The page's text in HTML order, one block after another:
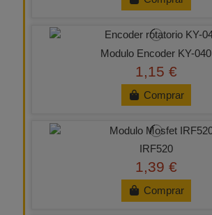
Modulo Encoder KY-040
1,15 €
Comprar
IRF520
1,39 €
Comprar